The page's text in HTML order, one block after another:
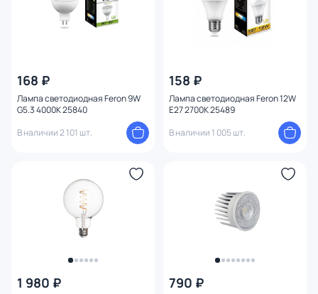
168 ₽
Лампа светодиодная Feron 9W
G5.3 4000K 25840
В наличии 2 101 шт.
158 ₽
Лампа светодиодная Feron 12W
E27 2700K 25489
В наличии 1 005 шт.
1 980 ₽ 790 ₽